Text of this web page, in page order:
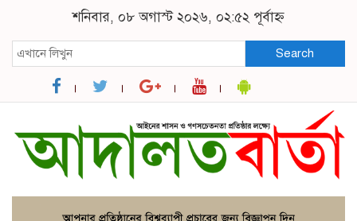
শনিবার, ০৮ অগাস্ট ২০২৬, ০২:৫২ পূর্বাহ্ন
Search